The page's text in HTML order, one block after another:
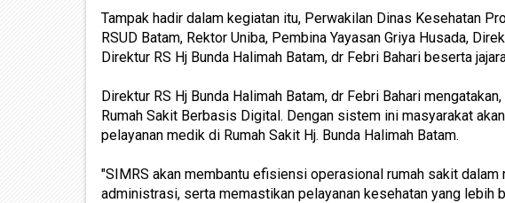
Tampak hadir dalam kegiatan itu, Perwakilan Dinas Kesehatan
RSUD Batam, Rektor Uniba, Pembina Yayasan Griya Husada,
Direktur RS Hj Bunda Halimah Batam, dr Febri Bahari beserta
Direktur RS Hj Bunda Halimah Batam, dr Febri Bahari
Rumah Sakit Berbasis Digital. Dengan sistem ini masyarakat
pelayanan medik di Rumah Sakit Hj. Bunda Halimah Batam.
"SIMRS akan membantu efisiensi operasional rumah sakit dalam
administrasi, serta memastikan pelayanan kesehatan yang lebih